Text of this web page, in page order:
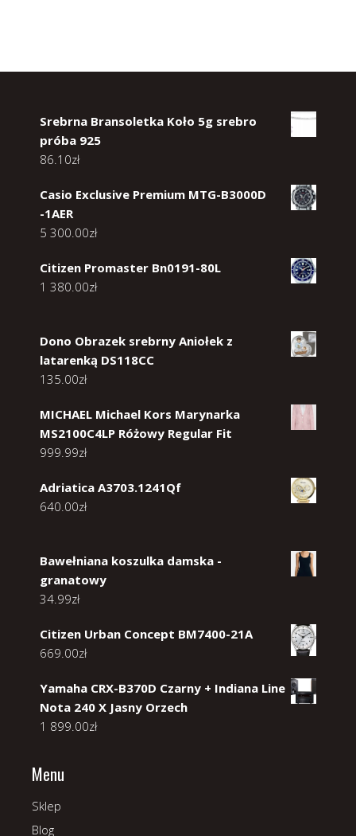
Srebrna Bransoletka Koło 5g srebro
próba 925
86.10zł
Casio Exclusive Premium MTG-B3000D
-1AER
5 300.00zł
Citizen Promaster Bn0191-80L
1 380.00zł
Dono Obrazek srebrny Aniołek z
latarenką DS118CC
135.00zł
MICHAEL Michael Kors Marynarka
MS2100C4LP Różowy Regular Fit
999.99zł
Adriatica A3703.1241Qf
640.00zł
Bawełniana koszulka damska -
granatowy
34.99zł
Citizen Urban Concept BM7400-21A
669.00zł
Yamaha CRX-B370D Czarny + Indiana Line
Nota 240 X Jasny Orzech
1 899.00zł
Menu
Sklep
Blog